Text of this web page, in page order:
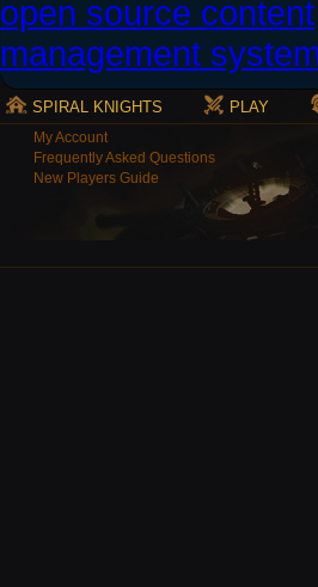
SPIRAL KNIGHTS PLAY
My Account
Frequently Asked Questions
New Players Guide